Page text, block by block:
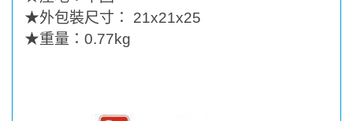
★外包裝尺寸：
21x21x25
★重量： 0.77kg